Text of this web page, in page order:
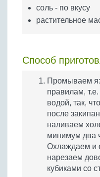
соль - по вкусу
растительное
Способ
Промываем
правилам,
водой, так,
после
наливаем
минимум два
Охлаждаем и
нарезаем
кубиками со